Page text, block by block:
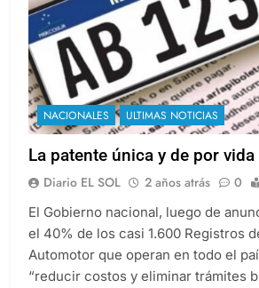
NACIONALES ULTIMAS NOTICIAS
La patente única y de por vida
Diario EL SOL 2 años atrás 0
El Gobierno nacional, luego de
el 40% de los casi 1.600 Registros
Automotor que operan en todo el
“reducir costos y eliminar trámites